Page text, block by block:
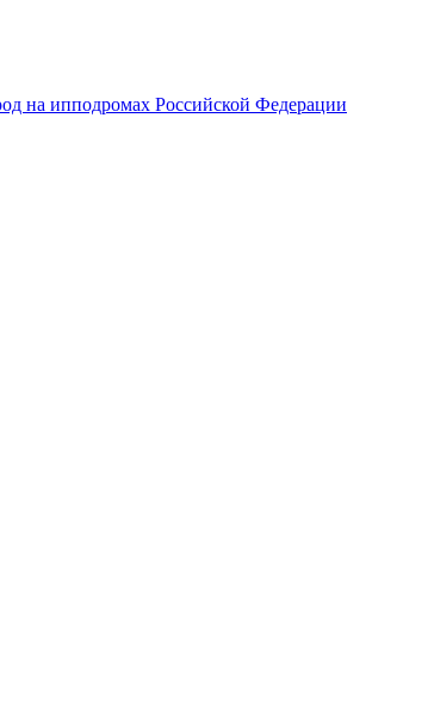
на ипподромах Российской Федерации